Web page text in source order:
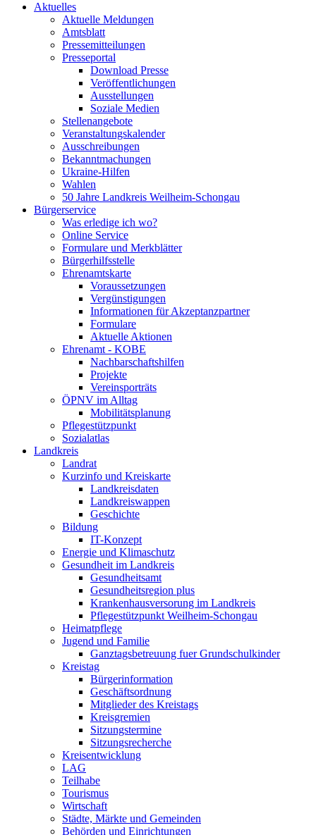
Aktuelles
Aktuelle Meldungen
Amtsblatt
Pressemitteilungen
Presseportal
Download Presse
Veröffentlichungen
Ausstellungen
Soziale Medien
Stellenangebote
Veranstaltungskalender
Ausschreibungen
Bekanntmachungen
Ukraine-Hilfen
Wahlen
50 Jahre Landkreis Weilheim-Schongau
Bürgerservice
Was erledige ich wo?
Online Service
Formulare und Merkblätter
Bürgerhilfsstelle
Ehrenamtskarte
Voraussetzungen
Vergünstigungen
Informationen für Akzeptanzpartner
Formulare
Aktuelle Aktionen
Ehrenamt - KOBE
Nachbarschaftshilfen
Projekte
Vereinsporträts
ÖPNV im Alltag
Mobilitätsplanung
Pflegestützpunkt
Sozialatlas
Landkreis
Landrat
Kurzinfo und Kreiskarte
Landkreisdaten
Landkreiswappen
Geschichte
Bildung
IT-Konzept
Energie und Klimaschutz
Gesundheit im Landkreis
Gesundheitsamt
Gesundheitsregion plus
Krankenhausversorung im Landkreis
Pflegestützpunkt Weilheim-Schongau
Heimatpflege
Jugend und Familie
Ganztagsbetreuung fuer Grundschulkinder
Kreistag
Bürgerinformation
Geschäftsordnung
Mitglieder des Kreistags
Kreisgremien
Sitzungstermine
Sitzungsrecherche
Kreisentwicklung
LAG
Teilhabe
Tourismus
Wirtschaft
Städte, Märkte und Gemeinden
Behörden und Einrichtungen